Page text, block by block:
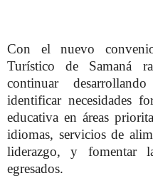
Con el nuevo
Turístico de Samaná
continuar
identificar necesidades
educativa en áreas
idiomas, servicios de
liderazgo, y fomentar
egresados.